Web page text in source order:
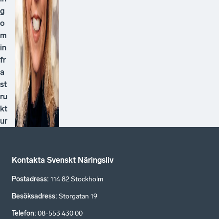
g
o
m
in
fr
a
st
ru
kt
ur
Kontakta Svenskt Näringsliv
Postadress: 114 82 Stockholm
Besöksadress: Storgatan 19
Telefon: 08-553 430 00